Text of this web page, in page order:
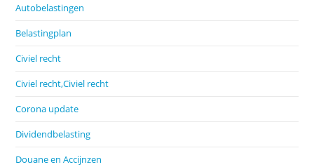
Autobelastingen
Belastingplan
Civiel recht
Civiel recht,Civiel recht
Corona update
Dividendbelasting
Douane en Accijnzen